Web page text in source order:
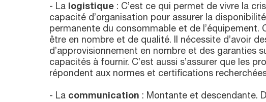
- La logistique : C’est ce qui permet de vivre la
capacité d’organisation pour assurer la disponibilité
permanente du consommable et de l’équipement.
être en nombre et de qualité. Il nécessite d’avoir
d’approvisionnement en nombre et des garanties
capacités à fournir. C’est aussi s’assurer que les
répondent aux normes et certifications
- La communication : Montante et descendante.